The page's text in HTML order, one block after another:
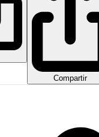
Compartir